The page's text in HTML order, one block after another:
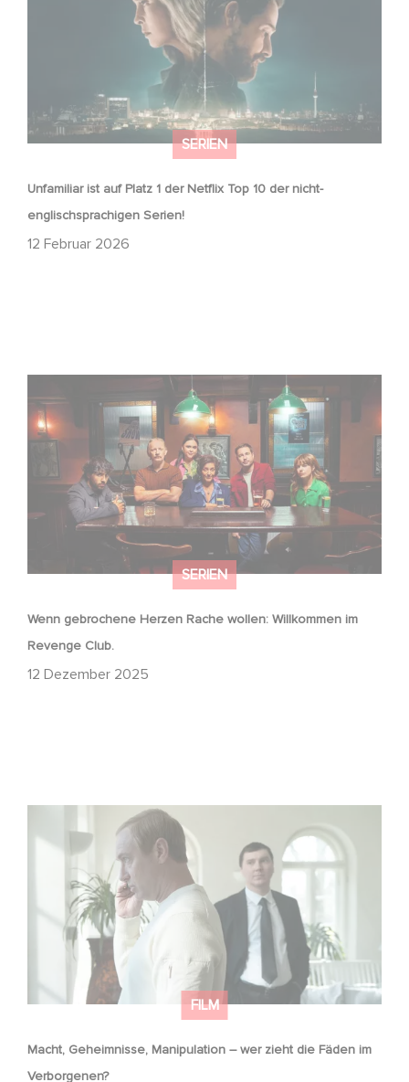
SERIEN
Unfamiliar ist auf Platz 1 der Netflix Top 10 der nicht-
englischsprachigen Serien!
12 Februar 2026
SERIEN
Wenn gebrochene Herzen Rache wollen: Willkommen im
Revenge Club.
12 Dezember 2025
Wenn gebrochene Herzen Rache wollen: Willkommen im
Revenge Club.
FILM
Macht, Geheimnisse, Manipulation – wer zieht die Fäden im
Verborgenen?
Macht, Geheimnisse, Manipulation – wer zieht die Fäden
im Verborgenen?